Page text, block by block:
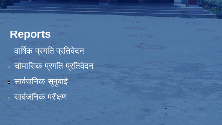
Reports
वार्षिक प्रगति प्रतिवेदन
चौमासिक प्रगति प्रतिवेदन
सार्वजनिक सुनुवाई
सार्वजनिक परीक्षण